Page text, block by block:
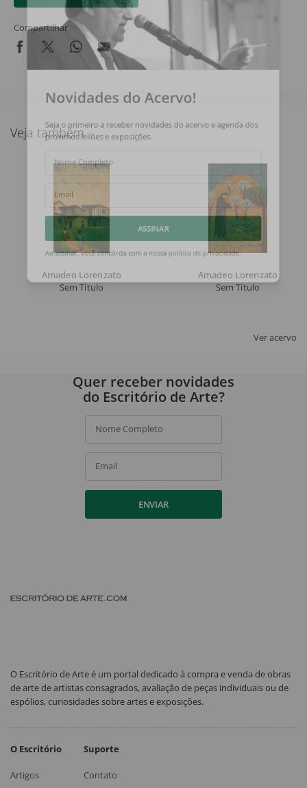
Compartilhar
Veja também
Amadeo Lorenzato
Sem Título
Amadeo Lorenzato
Sem Título
Ver acervo
Novidades do Acervo!
Seja o primeiro a receber novidades do acervo e agenda dos
próximos leilões e exposições.
Nome Completo
Email
ASSINAR
Ao assinar, você concorda com a nossa política de privacidade.
Quer receber novidades
do Escritório de Arte?
Nome Completo
Email
ENVIAR
O Escritório de Arte é um portal dedicado à compra e venda de obras
de arte de artistas consagrados, avaliação de peças individuais ou de
espólios, curiosidades sobre artes e exposições.
O Escritório
Artigos
Suporte
Contato